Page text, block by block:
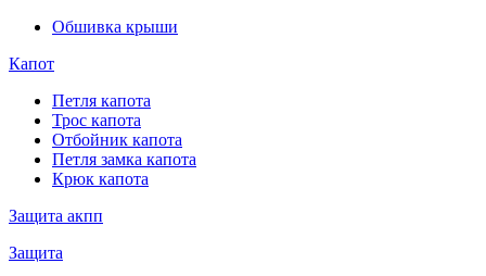
Обшивка крыши
Капот
Петля капота
Трос капота
Отбойник капота
Петля замка капота
Крюк капота
Защита акпп
Защита